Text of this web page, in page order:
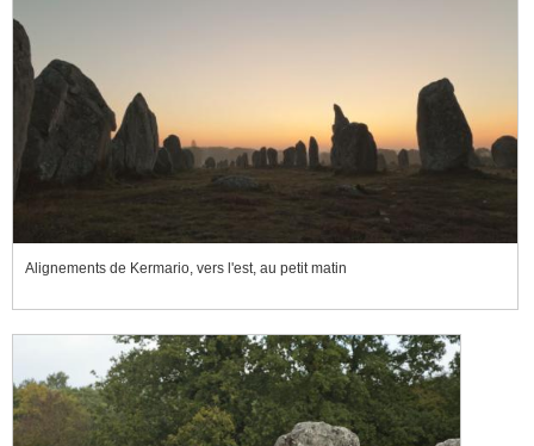
Alignements de Kermario, vers l'est, au petit matin